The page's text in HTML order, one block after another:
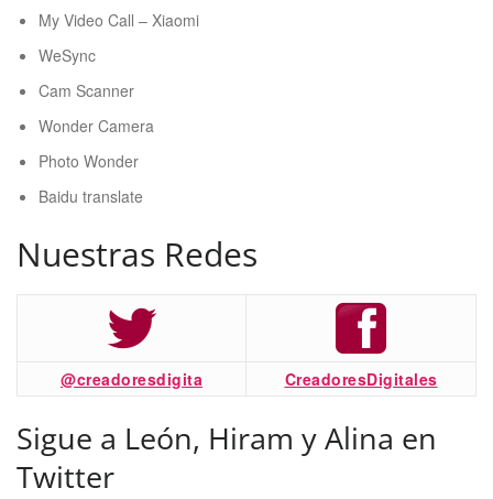
My Video Call – Xiaomi
WeSync
Cam Scanner
Wonder Camera
Photo Wonder
Baidu translate
Nuestras Redes
@creadoresdigita CreadoresDigitales
Sigue a León, Hiram y Alina en
Twitter